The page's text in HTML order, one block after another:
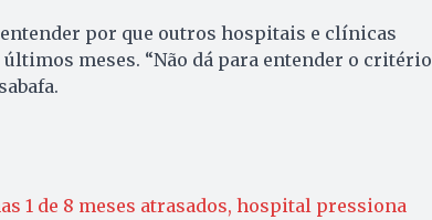
por que outros hospitais e clínicas
meses. “Não dá para entender o critério
1 de 8 meses atrasados, hospital pressiona